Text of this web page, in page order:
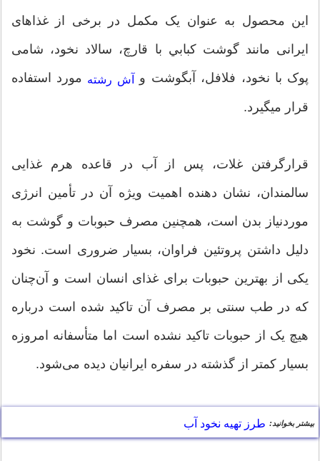
این محصول به عنوان یک مکمل در برخی از غذاهای
ایرانی مانند گوشت كبابي با قارچ، سالاد نخود، شامی
پوک با نخود، فلافل، آبگوشت و آش رشته مورد استفاده
قرار میگیرد.
قرارگرفتن غلات، پس از آب در قاعده هرم غذایی
سالمندان، نشان دهنده اهمیت ویژه آن در تأمین انرژی
موردنیاز بدن است، همچنین مصرف حبوبات و گوشت به
دلیل داشتن پروتئین فراوان، بسیار ضروری است. نخود
یکی از بهترین حبوبات برای غذای انسان است و آن‌چنان
که در طب سنتی بر مصرف آن تاکید شده است درباره
هیچ یک از حبوبات تاکید نشده است اما متأسفانه امروزه
بسیار کمتر از گذشته در سفره ایرانیان دیده می‌شود.
بیشتر بخوانید: طرز تهیه نخود آب